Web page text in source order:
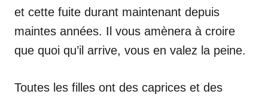
et cette fuite durant maintenant depuis
maintes années. Il vous amènera à croire
que quoi qu’il arrive, vous en valez la peine.
Toutes les filles ont des caprices et des